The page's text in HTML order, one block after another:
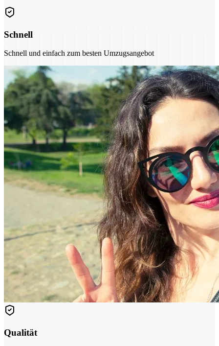
Schnell
Schnell und einfach zum besten Umzugsangebot
Qualität